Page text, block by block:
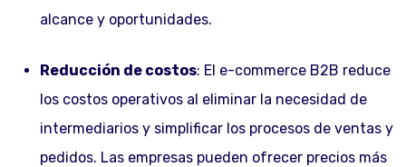
alcance y oportunidades.
Reducción de costos: El e-commerce B2B reduce
los costos operativos al eliminar la necesidad de
intermediarios y simplificar los procesos de ventas y
pedidos. Las empresas pueden ofrecer precios más